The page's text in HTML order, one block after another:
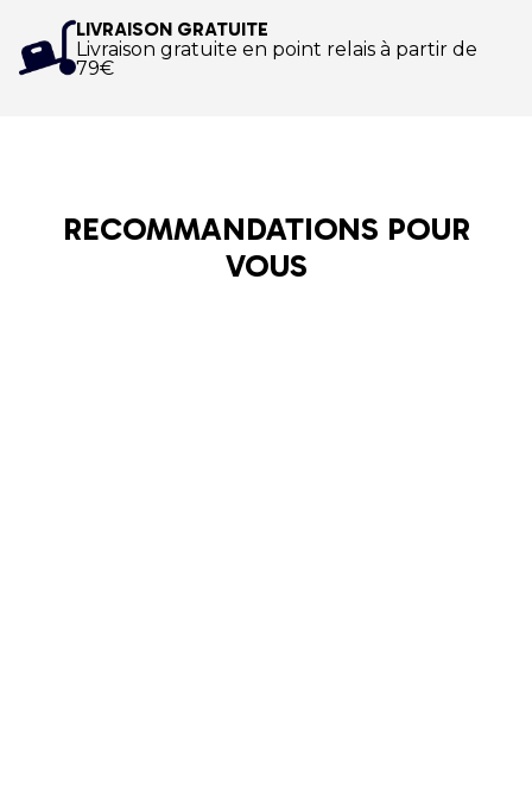
LIVRAISON GRATUITE
Livraison gratuite en point relais à partir de
79€
RECOMMANDATIONS POUR
VOUS